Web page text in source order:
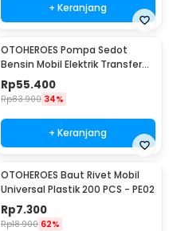
+ Keranjang
OTOHEROES Pompa Sedot
Bensin Mobil Elektrik Transfer
Pump 38mm DC 12V - CT-14
Rp55.400
Rp83.900 34%
+ Keranjang
OTOHEROES Baut Rivet Mobil
Universal Plastik 200 PCS - PE02
Rp7.300
Rp18.900 62%